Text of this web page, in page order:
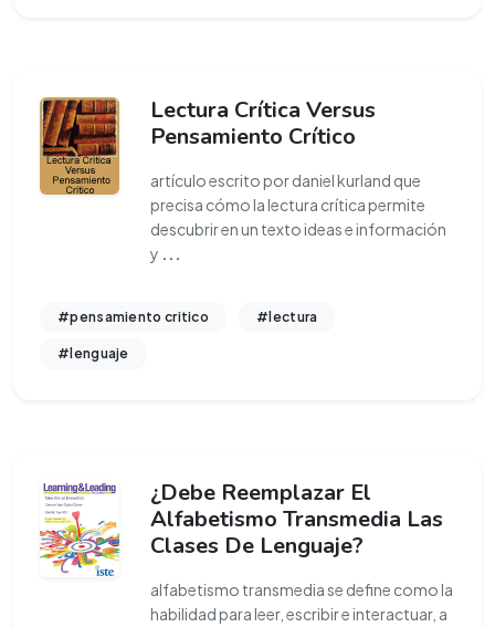
Lectura Crítica Versus
Pensamiento Crítico
artículo escrito por daniel kurland que
precisa cómo la lectura crítica permite
descubrir en un texto ideas e información
y ...
#pensamiento critico #lectura
#lenguaje
¿Debe Reemplazar El
Alfabetismo Transmedia Las
Clases De Lenguaje?
alfabetismo transmedia se define como la
habilidad para leer, escribir e interactuar, a